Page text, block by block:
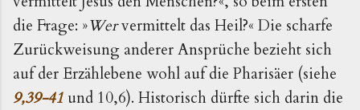
die Frage: »Wervermittelt das Heil?« Die scharfe
Zurückweisung anderer Ansprüche bezieht sich
auf der Erzählebene wohl auf die Pharisäer (siehe
9,39-41 und 10,6). Historisch dürfte sich darin die